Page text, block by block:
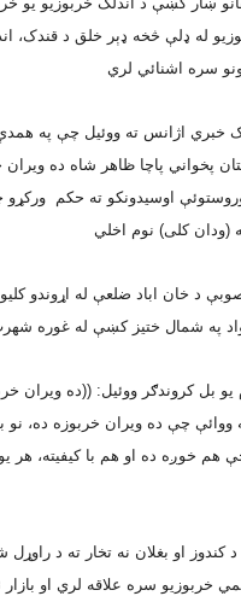
له ډلې څخه ډېر خلق د قندک،
خبري اژانس ته ووئيل چې په
پخواني پاچا ظاهر شاه ده ويران
اوسيدونکو ته حکم
د خان اباد ضلعې له اړوندو
يو بل کروندګر ووئيل: ((ده ويران
چې ده ويران خربوزه ده، نو
هم خوږه ده او هم با کيفيته، هر
د کندوز او بغلان نه تخار ته د راوړل